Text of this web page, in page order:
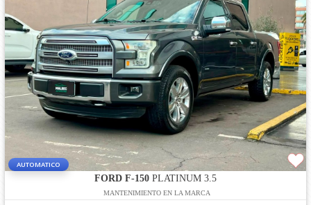
AUTOMATICO
FORD F-150PLATINUM 3.5
MANTENIMIENTO EN LA MARCA